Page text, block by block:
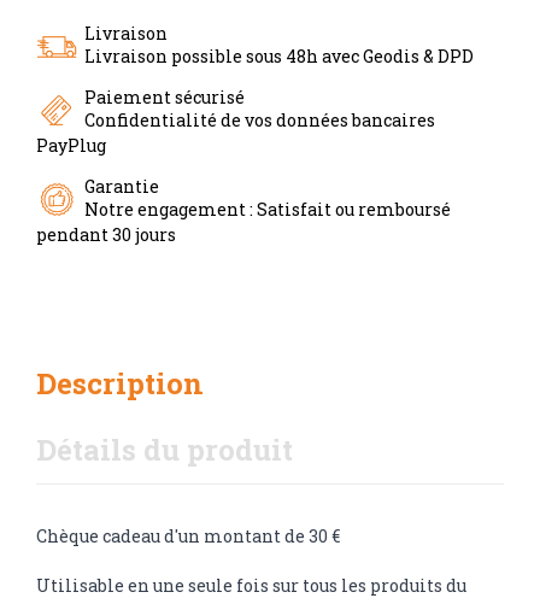
Livraison
Livraison possible sous 48h avec Geodis & DPD
Paiement sécurisé
Confidentialité de vos données bancaires
PayPlug
Garantie
Notre engagement : Satisfait ou remboursé
pendant 30 jours
Description
Détails du produit
Chèque cadeau d'un montant de 30 €
Utilisable en une seule fois sur tous les produits du